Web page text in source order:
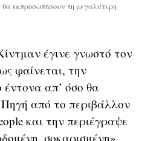
θα εκπροσωπήσουν τη μεγαλύτερη
έγινε γνωστό τον
φαίνεται, την
απ’ όσο θα
Πηγή από το περιβάλλον
και την περιέγραψε
σοκαρισμένη».